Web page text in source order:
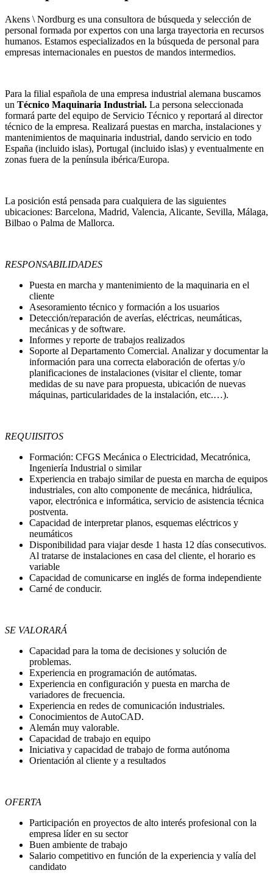
Akens \ Nordburg es una consultora de búsqueda y selección de
personal formada por expertos con una larga trayectoria en recursos
humanos. Estamos especializados en la búsqueda de personal para
empresas internacionales en puestos de mandos intermedios.
Para la filial española de una empresa industrial alemana buscamos
un Técnico Maquinaria Industrial. La persona seleccionada
formará parte del equipo de Servicio Técnico y reportará al director
técnico de la empresa. Realizará puestas en marcha, instalaciones y
mantenimientos de maquinaria industrial, dando servicio en todo
España (incluido islas), Portugal (incluido islas) y eventualmente en
zonas fuera de la península ibérica/Europa.
La posición está pensada para cualquiera de las siguientes
ubicaciones: Barcelona, Madrid, Valencia, Alicante, Sevilla, Málaga,
Bilbao o Palma de Mallorca.
RESPONSABILIDADES
Puesta en marcha y mantenimiento de la maquinaria en el
cliente
Asesoramiento técnico y formación a los usuarios
Detección/reparación de averías, eléctricas, neumáticas,
mecánicas y de software.
Informes y reporte de trabajos realizados
Soporte al Departamento Comercial. Analizar y documentar la
información para una correcta elaboración de ofertas y/o
planificaciones de instalaciones (visitar el cliente, tomar
medidas de su nave para propuesta, ubicación de nuevas
máquinas, particularidades de la instalación, etc.…).
REQUIISITOS
Formación: CFGS Mecánica o Electricidad, Mecatrónica,
Ingeniería Industrial o similar
Experiencia en trabajo similar de puesta en marcha de equipos
industriales, con alto componente de mecánica, hidráulica,
vapor, electrónica e informática, servicio de asistencia técnica
postventa.
Capacidad de interpretar planos, esquemas eléctricos y
neumáticos
Disponibilidad para viajar desde 1 hasta 12 días consecutivos.
Al tratarse de instalaciones en casa del cliente, el horario es
variable
Capacidad de comunicarse en inglés de forma independiente
Carné de conducir.
SE VALORARÁ
Capacidad para la toma de decisiones y solución de
problemas.
Experiencia en programación de autómatas.
Experiencia en configuración y puesta en marcha de
variadores de frecuencia.
Experiencia en redes de comunicación industriales.
Conocimientos de AutoCAD.
Alemán muy valorable.
Capacidad de trabajo en equipo
Iniciativa y capacidad de trabajo de forma autónoma
Orientación al cliente y a resultados
OFERTA
Participación en proyectos de alto interés profesional con la
empresa líder en su sector
Buen ambiente de trabajo
Salario competitivo en función de la experiencia y valía del
candidato